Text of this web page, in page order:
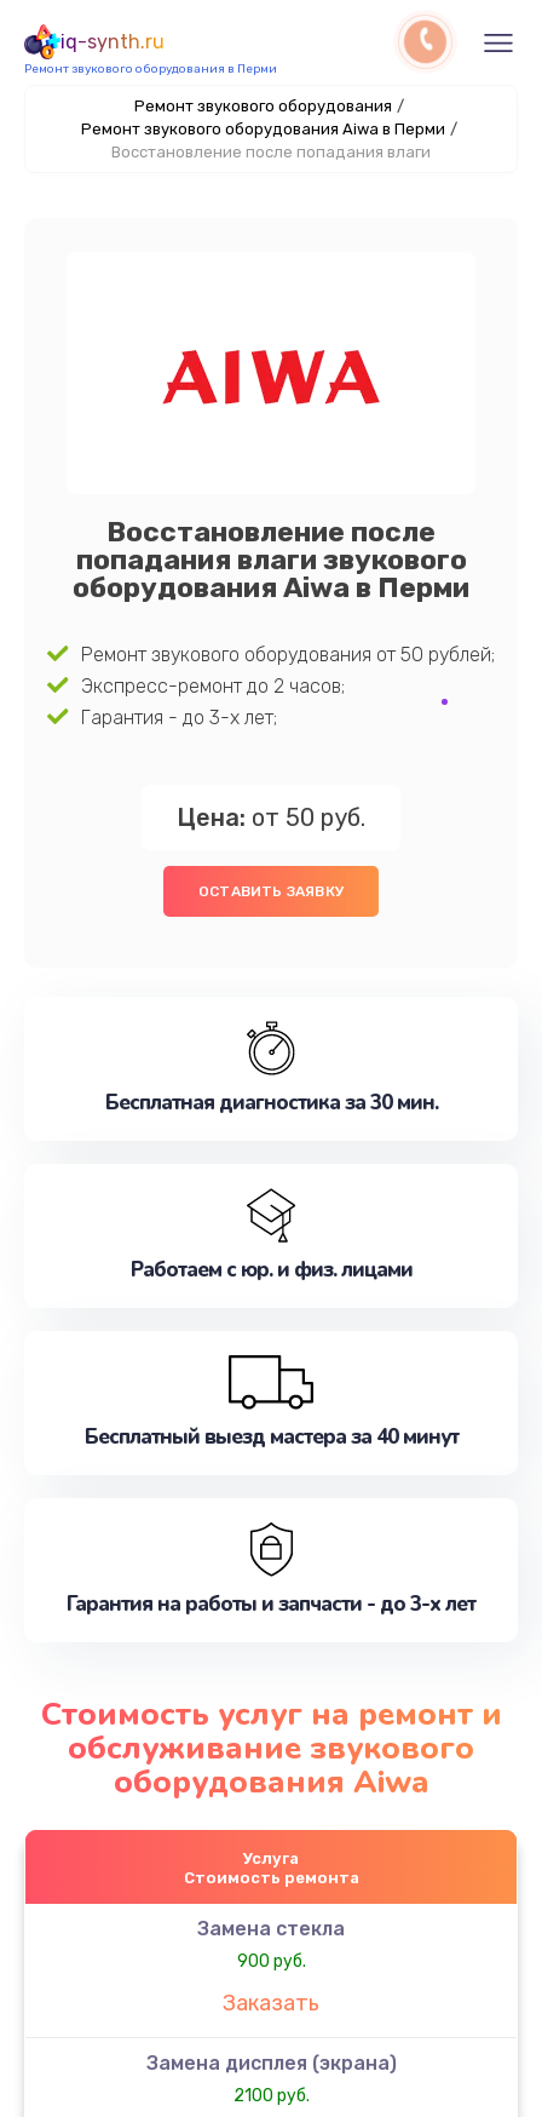
iq-synth.ru
Ремонт звукового оборудования в Перми
Ремонт звукового оборудования /
Ремонт звукового оборудования Aiwa в Перми /
Восстановление после попадания влаги
Восстановление после
попадания влаги звукового
оборудования Aiwa в Перми
Ремонт звукового оборудования от 50 рублей;
Экспресс-ремонт до 2 часов;
Гарантия - до 3-х лет;
Цена: от 50 руб.
ОСТАВИТЬ ЗАЯВКУ
Бесплатная диагностика за 30 мин.
Работаем с юр. и физ. лицами
Бесплатный выезд мастера за 40 минут
Гарантия на работы и запчасти - до 3-х лет
Стоимость услуг на ремонт и
обслуживание звукового
оборудования Aiwa
Услуга
Стоимость ремонта
Замена стекла
900 руб.
Заказать
Замена дисплея (экрана)
2100 руб.